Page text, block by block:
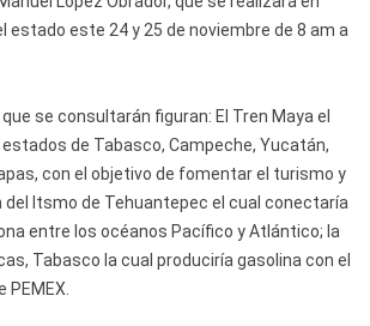
este 24 y 25 de noviembre de 8 am a
se consultarán figuran: El Tren Maya el
de Tabasco, Campeche, Yucatán,
con el objetivo de fomentar el turismo y
del Itsmo de Tehuantepec el cual conectaría
entre los océanos Pacífico y Atlántico; la
Tabasco la cual produciría gasolina con el